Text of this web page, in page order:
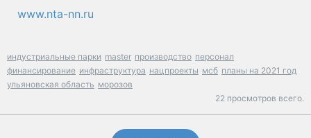
www.nta-nn.ru
индустриальные парки master производство персонал
финансирование инфраструктура нацпроекты мсб планы на 2021 год
ульяновская область морозов
22 просмотров всего.